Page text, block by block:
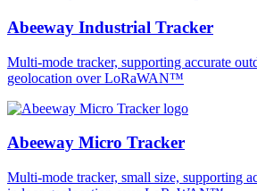
Abeeway Industrial Tracker
Multi-mode tracker, supporting accurate
geolocation over LoRaWAN™
Abeeway Micro Tracker
Multi-mode tracker, small size, supporting